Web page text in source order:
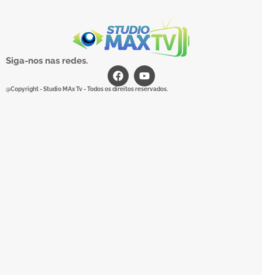
Siga-nos nas redes.
@Copyright - Studio MAx Tv - Todos os direitos reservados.